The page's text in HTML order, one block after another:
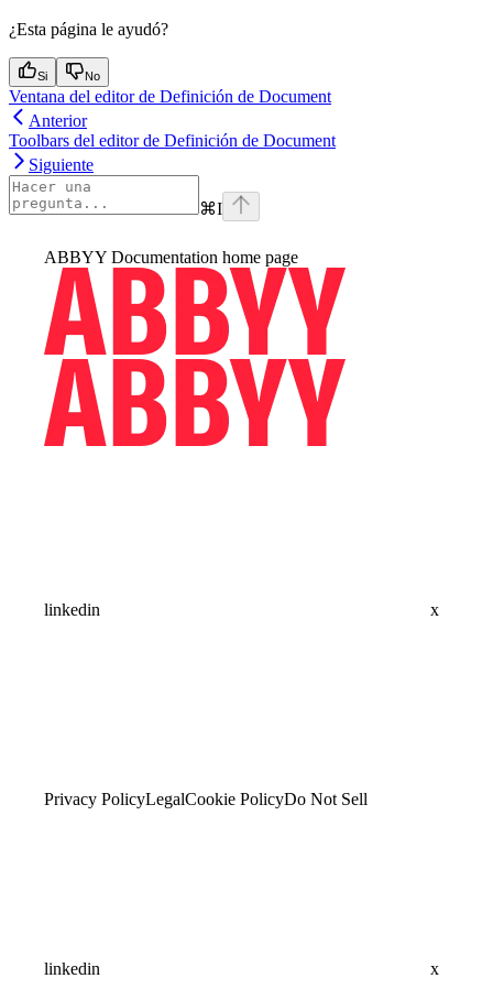
¿Esta página le ayudó?
Si No
Ventana del editor de Definición de Document
Anterior
Toolbars del editor de Definición de Document
Siguiente
⌘I
ABBYY Documentation home page
linkedin x
Privacy PolicyLegalCookie PolicyDo Not Sell
linkedin x